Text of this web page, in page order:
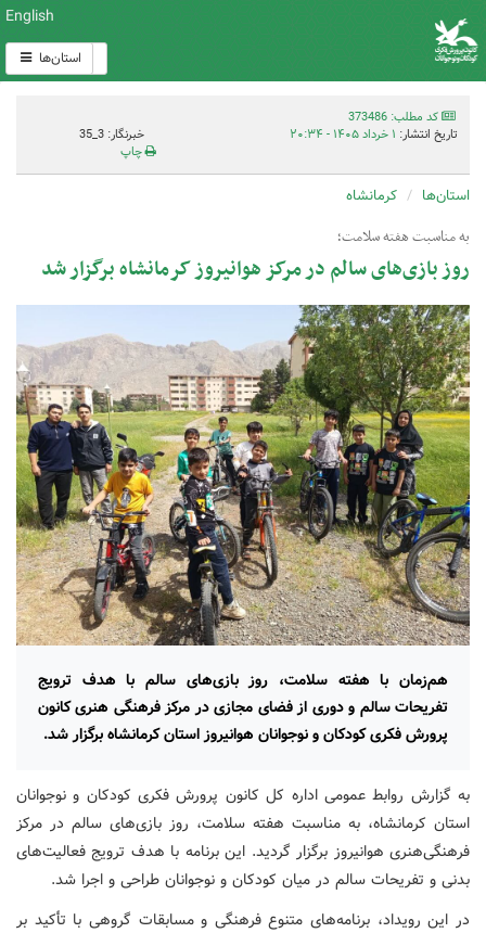
English
استان‌ها
کد مطلب: 373486
تاریخ انتشار: ۱ خرداد ۱۴۰۵ - ۲۰:۳۴
خبرنگار: 3_35
چاپ
استان‌ها کرمانشاه
به مناسبت هفته سلامت؛
روز بازی‌های سالم در مرکز هوانیروز کرمانشاه برگزار شد
هم‌زمان با هفته سلامت، روز بازی‌های سالم با هدف ترویج
تفریحات سالم و دوری از فضای مجازی در مرکز فرهنگی هنری کانون
پرورش فکری کودکان و نوجوانان هوانیروز استان کرمانشاه برگزار شد.
به گزارش روابط عمومی اداره کل کانون پرورش فکری کودکان و نوجوانان
استان کرمانشاه، به مناسبت هفته سلامت، روز بازی‌های سالم در مرکز
فرهنگی‌هنری هوانیروز برگزار گردید. این برنامه با هدف ترویج فعالیت‌های
بدنی و تفریحات سالم در میان کودکان و نوجوانان طراحی و اجرا شد.
در این رویداد، برنامه‌های متنوع فرهنگی و مسابقات گروهی با تأکید بر